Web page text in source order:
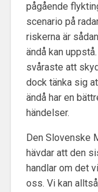
pågående
scenario på
riskerna är
ändå kan
svåraste att
dock tänka sig
ändå har en
händelser.
Den Slovenske
hävdar att den
handlar om det
oss. Vi kan